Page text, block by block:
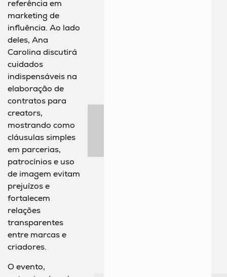
referência em
marketing de
influência. Ao lado
deles, Ana
Carolina discutirá
cuidados
indispensáveis na
elaboração de
contratos para
creators,
mostrando como
cláusulas simples
em parcerias,
patrocínios e uso
de imagem evitam
prejuízos e
fortalecem
relações
transparentes
entre marcas e
criadores.
O evento,